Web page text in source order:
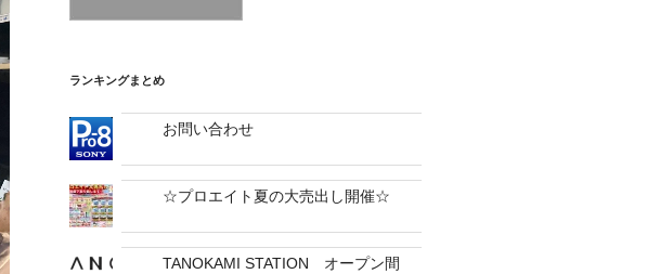
ランキングまとめ
お問い合わせ
☆プロエイト夏の大売出し開催☆
TANOKAMI STATION オープン間